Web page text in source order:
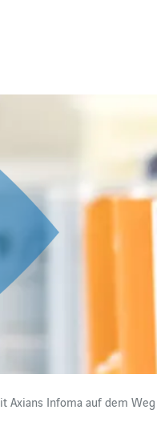
Axians Infoma auf dem